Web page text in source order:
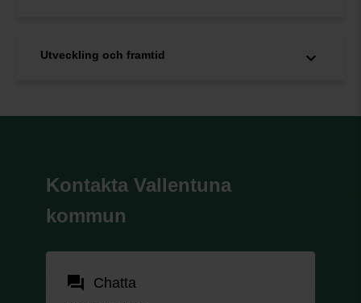
Utveckling och framtid
Kontakta Vallentuna
kommun
forum Chatta